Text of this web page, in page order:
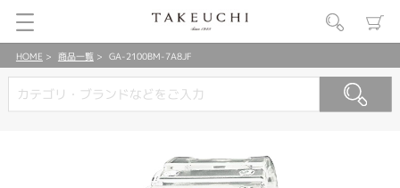
HOME 商品一覧 GA-2100BM-7A8JF